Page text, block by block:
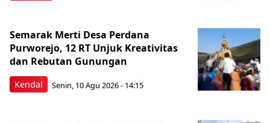
Kendal
Semarak Merti Desa Perdana
Purworejo, 12 RT Unjuk Kreativitas
dan Rebutan Gunungan
Senin, 10 Agu 2026 - 14:15